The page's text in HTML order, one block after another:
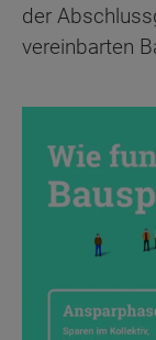
der
vereinbarten